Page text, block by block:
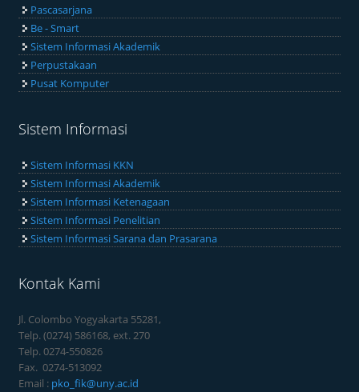
Pascasarjana
Be - Smart
Sistem Informasi Akademik
Perpustakaan
Pusat Komputer
Sistem Informasi
Sistem Informasi KKN
Sistem Informasi Akademik
Sistem Informasi Ketenagaan
Sistem Informasi Penelitian
Sistem Informasi Sarana dan Prasarana
Kontak Kami
Jl. Colombo Yogyakarta 55281,
Telp. (0274) 586168, ext. 270
Telp. 0274-550826
Fax. 0274-513092
Email : pko_fik@uny.ac.id